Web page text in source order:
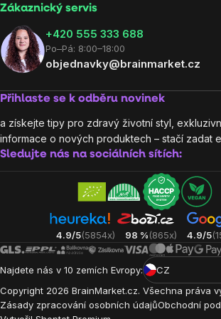
Zákaznický servis
‭+420 555 333 688
Po–Pá: 8:00–18:00
objednavky@brainmarket.cz
Přihlaste se k odběru novinek
a získejte tipy pro zdravý životní styl,
informace o nových produktech – stačí zadat
Sledujte nás na sociálních sítích:
4.9/5(5854x) 98 %(865x) 4.9/5
Najdete nás v 10 zemích Evropy:
CZ
Copyright 2026 BrainMarket.cz. Všechna práva
Zásady zpracování osobních údajůObchodní